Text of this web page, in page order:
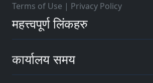
Terms of Use | Privacy Policy
महत्त्वपूर्ण लिंकहरु
कार्यालय समय